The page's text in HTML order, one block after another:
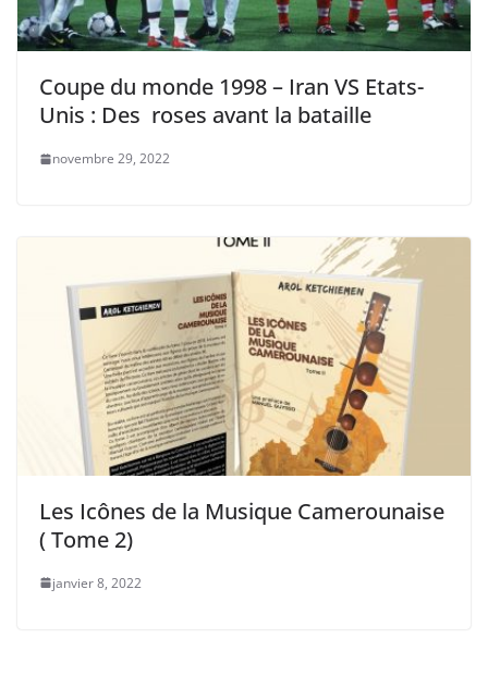
Coupe du monde 1998 – Iran VS Etats-
Unis : Des roses avant la bataille
novembre 29, 2022
Les Icônes de la Musique Camerounaise
( Tome 2)
janvier 8, 2022